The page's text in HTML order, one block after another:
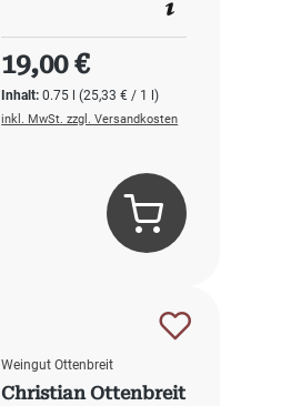
Inhalt:0.75 l(25,33 € / 1 l)
Regulärer Preis:
19,00 €
inkl. MwSt. zzgl. Versandkosten
Weingut Ottenbreit
Christian Ottenbreit